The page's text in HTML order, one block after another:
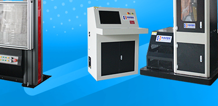
济南中创工业测试系统有限公司